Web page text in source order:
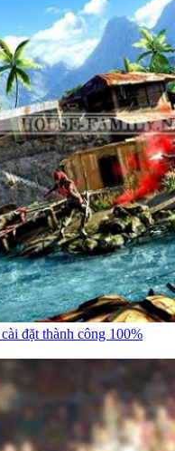
đặt thành công 100%